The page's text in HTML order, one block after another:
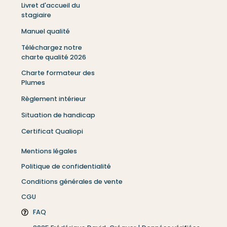
Livret d'accueil du
stagiaire
Manuel qualité
Téléchargez notre
charte qualité 2026
Charte formateur des
Plumes
Règlement intérieur
Situation de handicap
Certificat Qualiopi
Mentions légales
Politique de confidentialité
Conditions générales de vente
CGU
FAQ